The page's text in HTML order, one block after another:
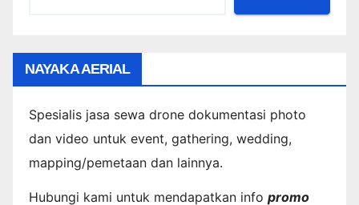
NAYAKA AERIAL
Spesialis jasa sewa drone dokumentasi photo
dan video untuk event, gathering, wedding,
mapping/pemetaan dan lainnya.
Hubungi kami untuk mendapatkan info promo